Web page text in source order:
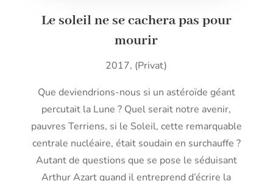
Le soleil ne se cachera pas pour
mourir
2017, (Privat)
Que deviendrions-nous si un astéroïde géant
percutait la Lune ? Quel serait notre avenir,
pauvres Terriens, si le Soleil, cette remarquable
centrale nucléaire, était soudain en surchauffe ?
Autant de questions que se pose le séduisant
Arthur Azart quand il entreprend d’écrire la